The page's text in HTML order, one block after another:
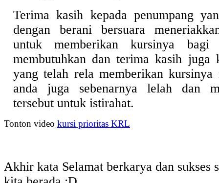
Terima kasih kepada penumpang
dengan berani bersuara
untuk memberikan kursinya bagi
membutuhkan dan terima kasih juga
yang telah rela memberikan kursinya
anda juga sebenarnya lelah dan
tersebut untuk istirahat.
Tonton video kursi prioritas KRL
Akhir kata Selamat berkarya dan sukses